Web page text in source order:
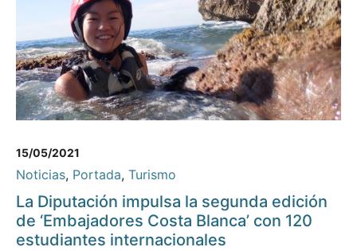
15/05/2021
Noticias, Portada, Turismo
La Diputación impulsa la segunda edición
de ‘Embajadores Costa Blanca’ con 120
estudiantes internacionales